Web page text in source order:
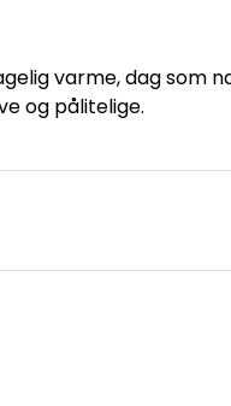
varme, dag som
og pålitelige.